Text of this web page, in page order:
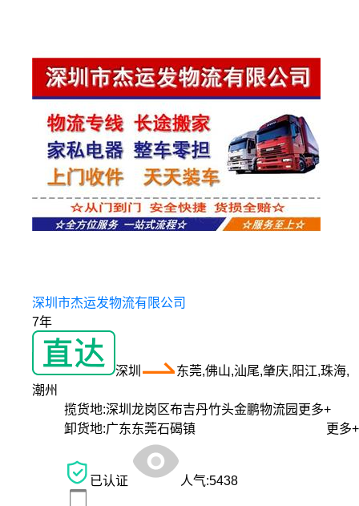
深圳市杰运发物流有限公司
7年
深圳
东莞,佛山,汕尾,肇庆,阳江,珠海,
潮州
揽货地:深圳龙岗区布吉丹竹头金鹏物流园 更多+
卸货地:广东东莞石碣镇 更多+
已认证 人气:5438